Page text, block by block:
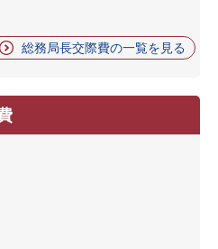
総務局長交際費の一覧を見る